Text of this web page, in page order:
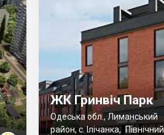
ЖК Гринвіч Парк
Одеська обл., Лиманський
район, с. Ілічанка,
Північний